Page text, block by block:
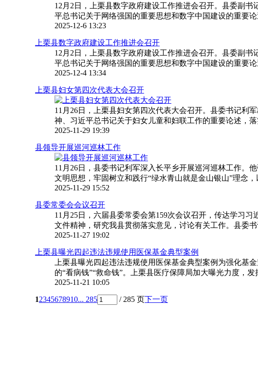
12月2日，上栗县数字政府建设工作推进会召开。县委副
平总书记关于网络强国的重要思想和数字中国建设的重要
2025-12-6 13:23
上栗县数字政府建设工作推进会召开
12月2日，上栗县数字政府建设工作推进会召开。县委副
平总书记关于网络强国的重要思想和数字中国建设的重要
2025-12-4 13:34
上栗县妇女第四次代表大会召开
11月26日，上栗县妇女第四次代表大会召开。县委书记利
神、习近平总书记关于妇女儿童和妇联工作的重要论述，
2025-11-29 19:39
县领导开展巡河巡林工作
11月26日，县委书记利军深入长平乡开展巡河巡林工作。
文明思想，牢固树立和践行“绿水青山就是金山银山”理念
2025-11-29 15:52
县委常委会会议召开
11月25日，六届县委常委会第159次会议召开，传达学习
文件精神，研究我县贯彻落实意见，讨论有关工作。县委
2025-11-27 19:02
上栗县曝光四起违法违规使用医保基金典型案例
上栗县曝光四起违法违规使用医保基金典型案例为强化基
的“看病钱”“救命钱”。上栗县医疗保障局加大曝光力度，
2025-11-21 10:05
12345678910... 285 / 285 页下一页